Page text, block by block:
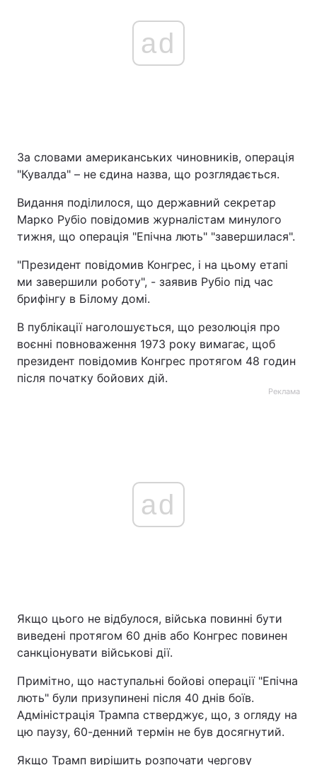
ad
За словами американських чиновників, операція
"Кувалда" – не єдина назва, що розглядається.
Видання поділилося, що державний секретар
Марко Рубіо повідомив журналістам минулого
тижня, що операція "Епічна лють" "завершилася".
"Президент повідомив Конгрес, і на цьому етапі
ми завершили роботу", - заявив Рубіо під час
брифінгу в Білому домі.
В публікації наголошується, що резолюція про
воєнні повноваження 1973 року вимагає, щоб
президент повідомив Конгрес протягом 48 годин
після початку бойових дій.
Реклама
ad
Якщо цього не відбулося, війська повинні бути
виведені протягом 60 днів або Конгрес повинен
санкціонувати військові дії.
Примітно, що наступальні бойові операції "Епічна
лють" були призупинені після 40 днів боїв.
Адміністрація Трампа стверджує, що, з огляду на
цю паузу, 60-денний термін не був досягнутий.
Якщо Трамп вирішить розпочати чергову